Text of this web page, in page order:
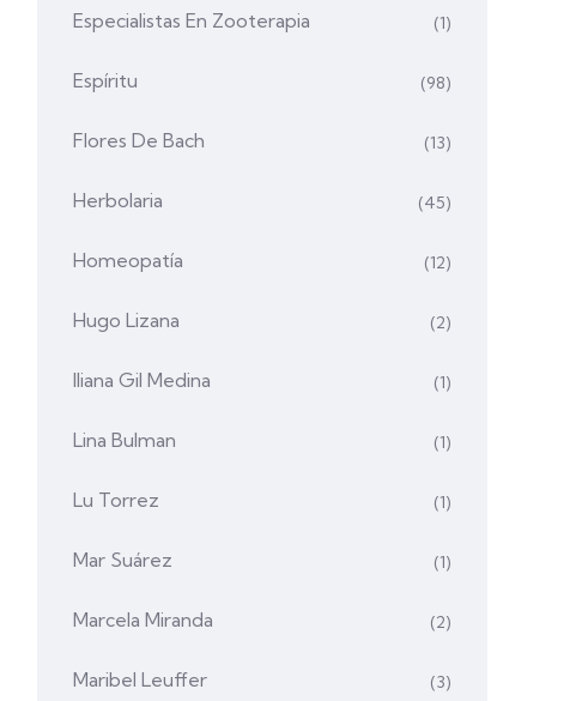
Especialistas En Zooterapia (1)
Espíritu (98)
Flores De Bach (13)
Herbolaria (45)
Homeopatía (12)
Hugo Lizana (2)
Iliana Gil Medina (1)
Lina Bulman (1)
Lu Torrez (1)
Mar Suárez (1)
Marcela Miranda (2)
Maribel Leuffer (3)